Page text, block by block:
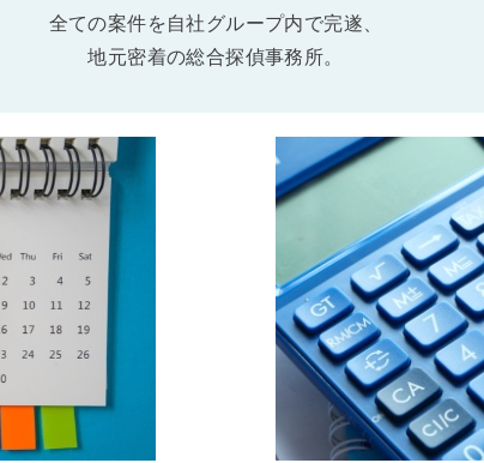
全ての案件を自社グループ内で完遂、
地元密着の総合探偵事務所。